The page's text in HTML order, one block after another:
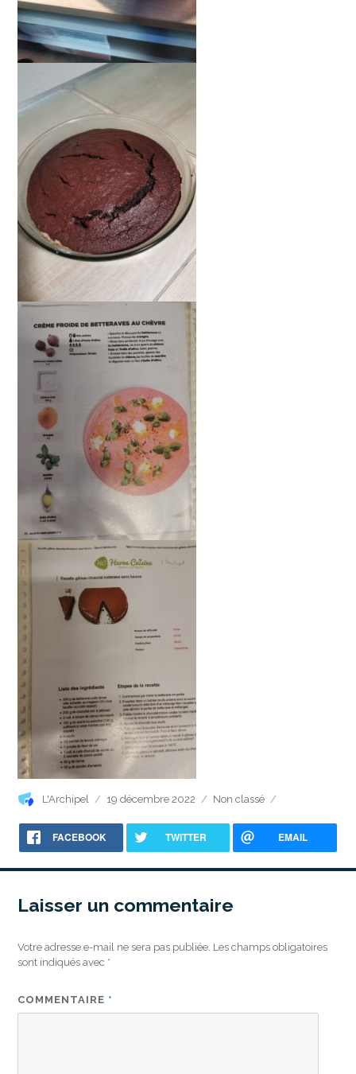
Auteur
L'Archipel
Publié
19 décembre 2022 Catégories
Non classé
FACEBOOK TWITTER EMAIL
Laisser un commentaire
Votre adresse e-mail ne sera pas publiée. Les champs obligatoires
sont indiqués avec *
COMMENTAIRE *